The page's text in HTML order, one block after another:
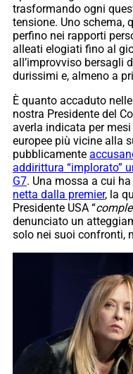
trasformando ogni
tensione. Uno schema,
perfino nei rapporti
alleati elogiati fino al
all’improvviso bersagli
durissimi e, almeno a
È quanto accaduto
nostra Presidente del
averla indicata per
europee più vicine alla
pubblicamente
addirittura “implorato”
G7. Una mossa a cui
netta dalla premier, la
Presidente USA “
denunciato un
solo nei suoi confronti,